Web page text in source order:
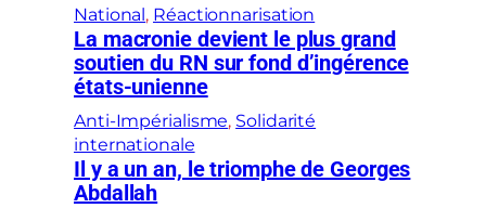
c
h
a
t
e
n
National , Réactionnarisation
La macronie devient le plus grand
soutien du RN sur fond d’ingérence
états-unienne
Anti-Impérialisme, Solidarité
internationale
Il y a un an, le triomphe de Georges
Abdallah